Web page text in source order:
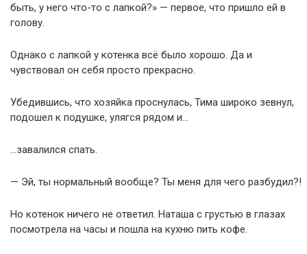
быть, у него что-то с лапкой?» — первое, что пришло ей в
голову.
Однако с лапкой у котенка всё было хорошо. Да и
чувствовал он себя просто прекрасно.
Убедившись, что хозяйка проснулась, Тима широко зевнул,
подошел к подушке, улягся рядом и…
…завалился спать.
— Эй, ты нормальный вообще? Ты меня для чего разбудил?!
Но котенок ничего не ответил. Наташа с грустью в глазах
посмотрела на часы и пошла на кухню пить кофе.